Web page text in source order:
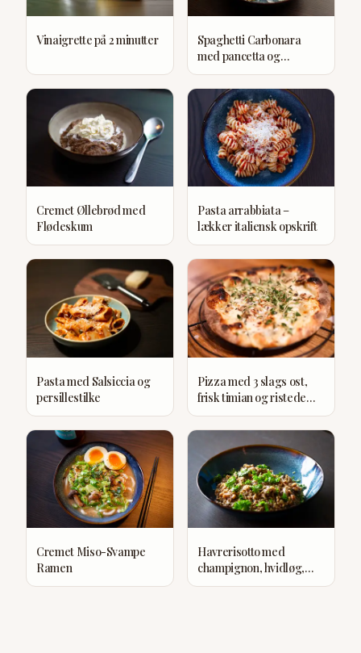
Vinaigrette på 2 minutter
Spaghetti Carbonara
med pancetta og
parmigiano reggiano
Cremet Øllebrød med
Flødeskum
Pasta arrabbiata –
lækker italiensk opskrift
Pasta med Salsiccia og
persillestilke
Pizza med 3 slags ost,
frisk timian og ristede
valnødder
Cremet Miso-Svampe
Ramen
Havrerisotto med
champignon, hvidløg,
parmesan og timian